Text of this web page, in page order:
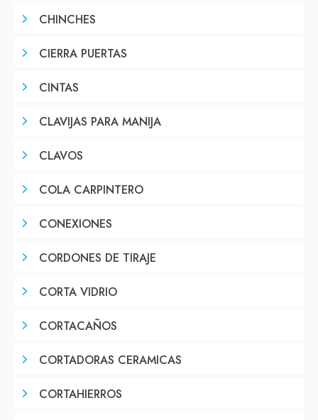
CHINCHES
CIERRA PUERTAS
CINTAS
CLAVIJAS PARA MANIJA
CLAVOS
COLA CARPINTERO
CONEXIONES
CORDONES DE TIRAJE
CORTA VIDRIO
CORTACAÑOS
CORTADORAS CERAMICAS
CORTAHIERROS